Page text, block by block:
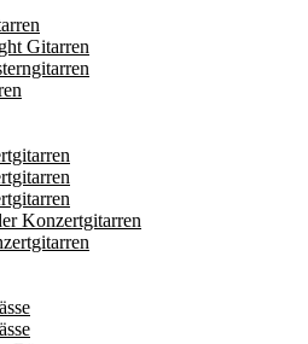
Gitarren
Konzertgitarren